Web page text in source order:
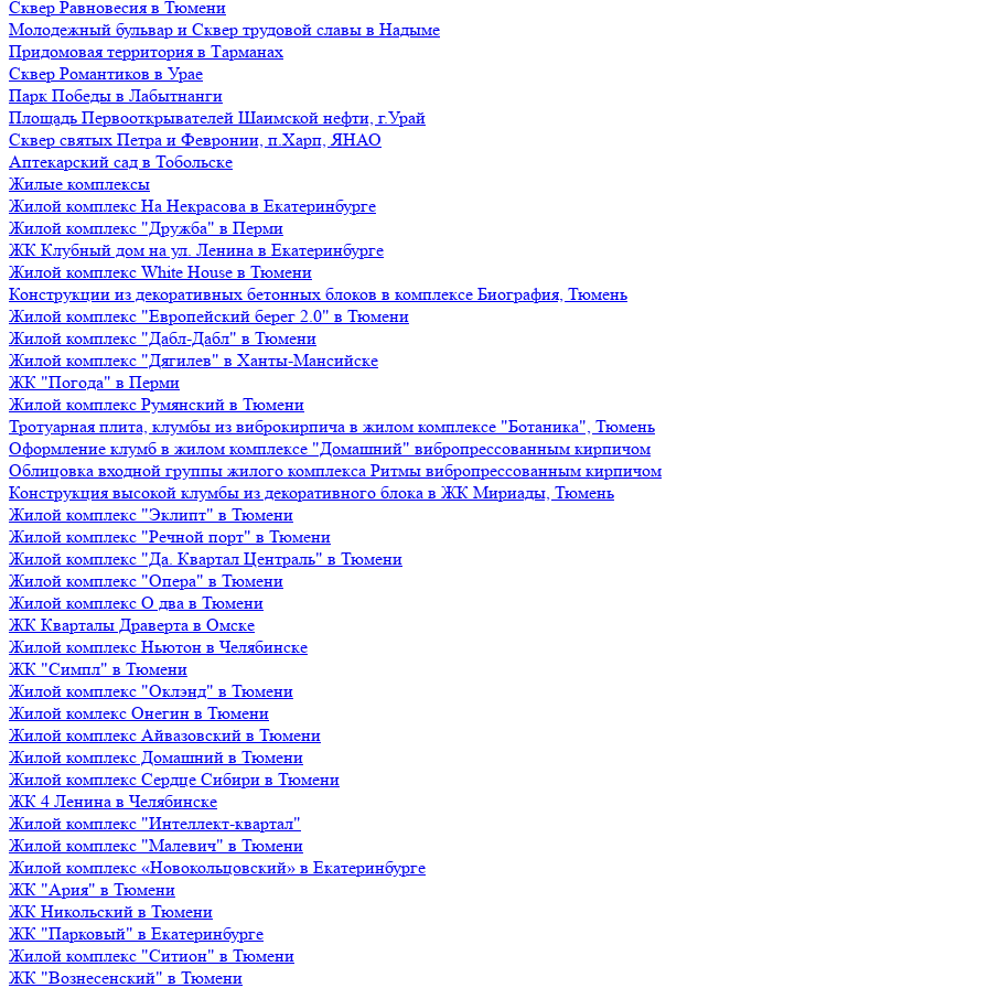
Сквер Равновесия в Тюмени
Молодежный бульвар и Сквер трудовой славы в Надыме
Придомовая территория в Тарманах
Сквер Романтиков в Урае
Парк Победы в Лабытнанги
Площадь Первооткрывателей Шаимской нефти, г.Урай
Сквер святых Петра и Февронии, п.Харп, ЯНАО
Аптекарский сад в Тобольске
Жилые комплексы
Жилой комплекс На Некрасова в Екатеринбурге
Жилой комплекс "Дружба" в Перми
ЖК Клубный дом на ул. Ленина в Екатеринбурге
Жилой комплекс White House в Тюмени
Конструкции из декоративных бетонных блоков в комплексе Биография, Тюмень
Жилой комплекс "Европейский берег 2.0" в Тюмени
Жилой комплекс "Дабл-Дабл" в Тюмени
Жилой комплекс "Дягилев" в Ханты-Мансийске
ЖК "Погода" в Перми
Жилой комплекс Румянский в Тюмени
Тротуарная плита, клумбы из виброкирпича в жилом комплексе "Ботаника", Тюмень
Оформление клумб в жилом комплексе "Домашний" вибропрессованным кирпичом
Облицовка входной группы жилого комплекса Ритмы вибропрессованным кирпичом
Конструкция высокой клумбы из декоративного блока в ЖК Мириады, Тюмень
Жилой комплекс "Эклипт" в Тюмени
Жилой комплекс "Речной порт" в Тюмени
Жилой комплекс "Да. Квартал Централь" в Тюмени
Жилой комплекс "Опера" в Тюмени
Жилой комплекс О два в Тюмени
ЖК Кварталы Драверта в Омске
Жилой комплекс Ньютон в Челябинске
ЖК "Симпл" в Тюмени
Жилой комплекс "Оклэнд" в Тюмени
Жилой комлекс Онегин в Тюмени
Жилой комплекс Айвазовский в Тюмени
Жилой комплекс Домашний в Тюмени
Жилой комплекс Сердце Сибири в Тюмени
ЖК 4 Ленина в Челябинске
Жилой комплекс "Интеллект-квартал"
Жилой комплекс "Малевич" в Тюмени
Жилой комплекс «Новокольцовский» в Екатеринбурге
ЖК "Ария" в Тюмени
ЖК Никольский в Тюмени
ЖК "Парковый" в Екатеринбурге
Жилой комплекс "Ситион" в Тюмени
ЖК "Вознесенский" в Тюмени